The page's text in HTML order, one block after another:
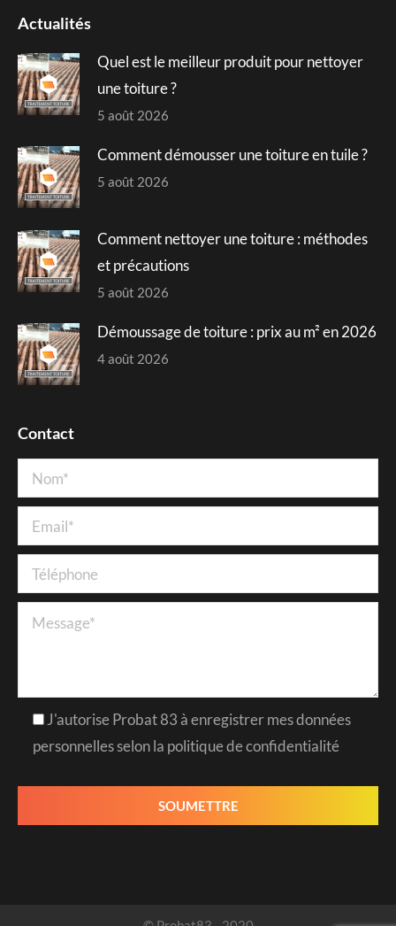
opens
new
window
opens
new
window
opens
new
window
new
window
Actualités
Quel est le meilleur produit pour nettoyer
une toiture ?
5 août 2026
Comment démousser une toiture en tuile ?
5 août 2026
Comment nettoyer une toiture : méthodes
et précautions
5 août 2026
Démoussage de toiture : prix au m² en 2026
4 août 2026
Contact
J'autorise Probat 83 à enregistrer mes données
personnelles selon la politique de confidentialité